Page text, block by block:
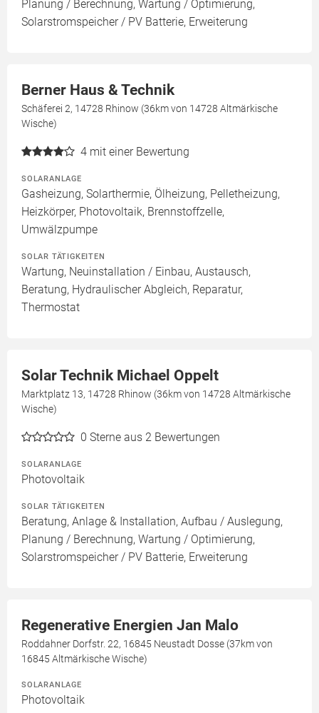
Planung / Berechnung, Wartung / Optimierung,
Solarstromspeicher / PV Batterie, Erweiterung
Berner Haus & Technik
Schäferei 2, 14728 Rhinow (36km von 14728 Altmärkische
Wische)
4 mit einer Bewertung
SOLARANLAGE
Gasheizung, Solarthermie, Ölheizung, Pelletheizung,
Heizkörper, Photovoltaik, Brennstoffzelle,
Umwälzpumpe
SOLAR TÄTIGKEITEN
Wartung, Neuinstallation / Einbau, Austausch,
Beratung, Hydraulischer Abgleich, Reparatur,
Thermostat
Solar Technik Michael Oppelt
Marktplatz 13, 14728 Rhinow (36km von 14728 Altmärkische
Wische)
0 Sterne aus 2 Bewertungen
SOLARANLAGE
Photovoltaik
SOLAR TÄTIGKEITEN
Beratung, Anlage & Installation, Aufbau / Auslegung,
Planung / Berechnung, Wartung / Optimierung,
Solarstromspeicher / PV Batterie, Erweiterung
Regenerative Energien Jan Malo
Roddahner Dorfstr. 22, 16845 Neustadt Dosse (37km von
16845 Altmärkische Wische)
SOLARANLAGE
Photovoltaik